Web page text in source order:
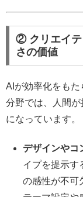
② クリエイテ
さの価値
AIが効率化をも
分野では、人間
になっています。
デザインやコ
イプを提示す
の感性が不可